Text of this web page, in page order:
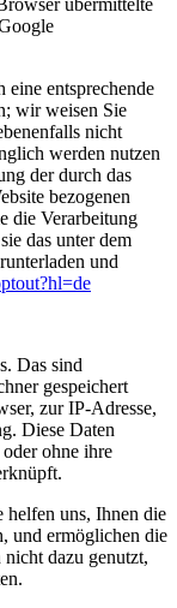
übermittelte
eine entsprechende
wir weisen Sie
nicht
werden nutzen
der durch das
bezogenen
die Verarbeitung
das unter dem
und
Das sind
gespeichert
zur IP-Adresse,
Diese Daten
ohne ihre
uns, Ihnen die
und ermöglichen die
dazu genutzt,